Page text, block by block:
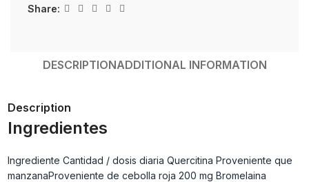
Share:
DESCRIPTIONADDITIONAL INFORMATION
Description
Ingredientes
Ingrediente Cantidad / dosis diaria Quercitina Proveniente que
manzanaProveniente de cebolla roja 200 mg Bromelaina